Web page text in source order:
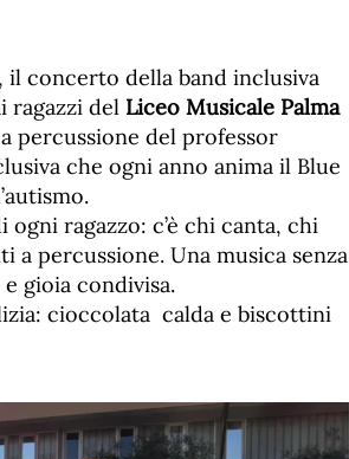
il concerto della band inclusiva
ragazzi del Liceo Musicale Palma
percussione del professor
che ogni anno anima il Blue
ragazzo: c’è chi canta, chi
a percussione. Una musica senza
gioia condivisa.
cioccolata calda e biscottini